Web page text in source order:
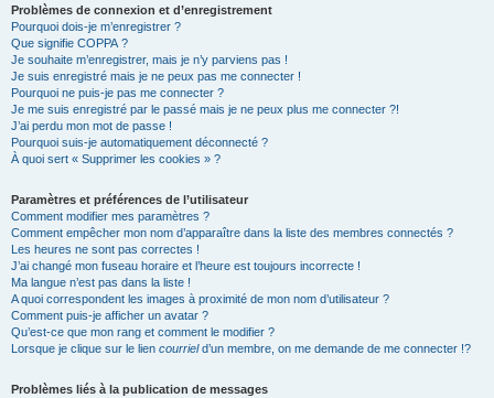
Problèmes de connexion et d’enregistrement
Pourquoi dois-je m’enregistrer ?
Que signifie COPPA ?
Je souhaite m’enregistrer, mais je n’y parviens pas !
Je suis enregistré mais je ne peux pas me connecter !
Pourquoi ne puis-je pas me connecter ?
Je me suis enregistré par le passé mais je ne peux plus me connecter ?!
J’ai perdu mon mot de passe !
Pourquoi suis-je automatiquement déconnecté ?
À quoi sert « Supprimer les cookies » ?
Paramètres et préférences de l’utilisateur
Comment modifier mes paramètres ?
Comment empêcher mon nom d’apparaître dans la liste des membres connectés ?
Les heures ne sont pas correctes !
J’ai changé mon fuseau horaire et l’heure est toujours incorrecte !
Ma langue n’est pas dans la liste !
A quoi correspondent les images à proximité de mon nom d’utilisateur ?
Comment puis-je afficher un avatar ?
Qu’est-ce que mon rang et comment le modifier ?
Lorsque je clique sur le lien courrield’un membre, on me demande de me connecter !?
Problèmes liés à la publication de messages